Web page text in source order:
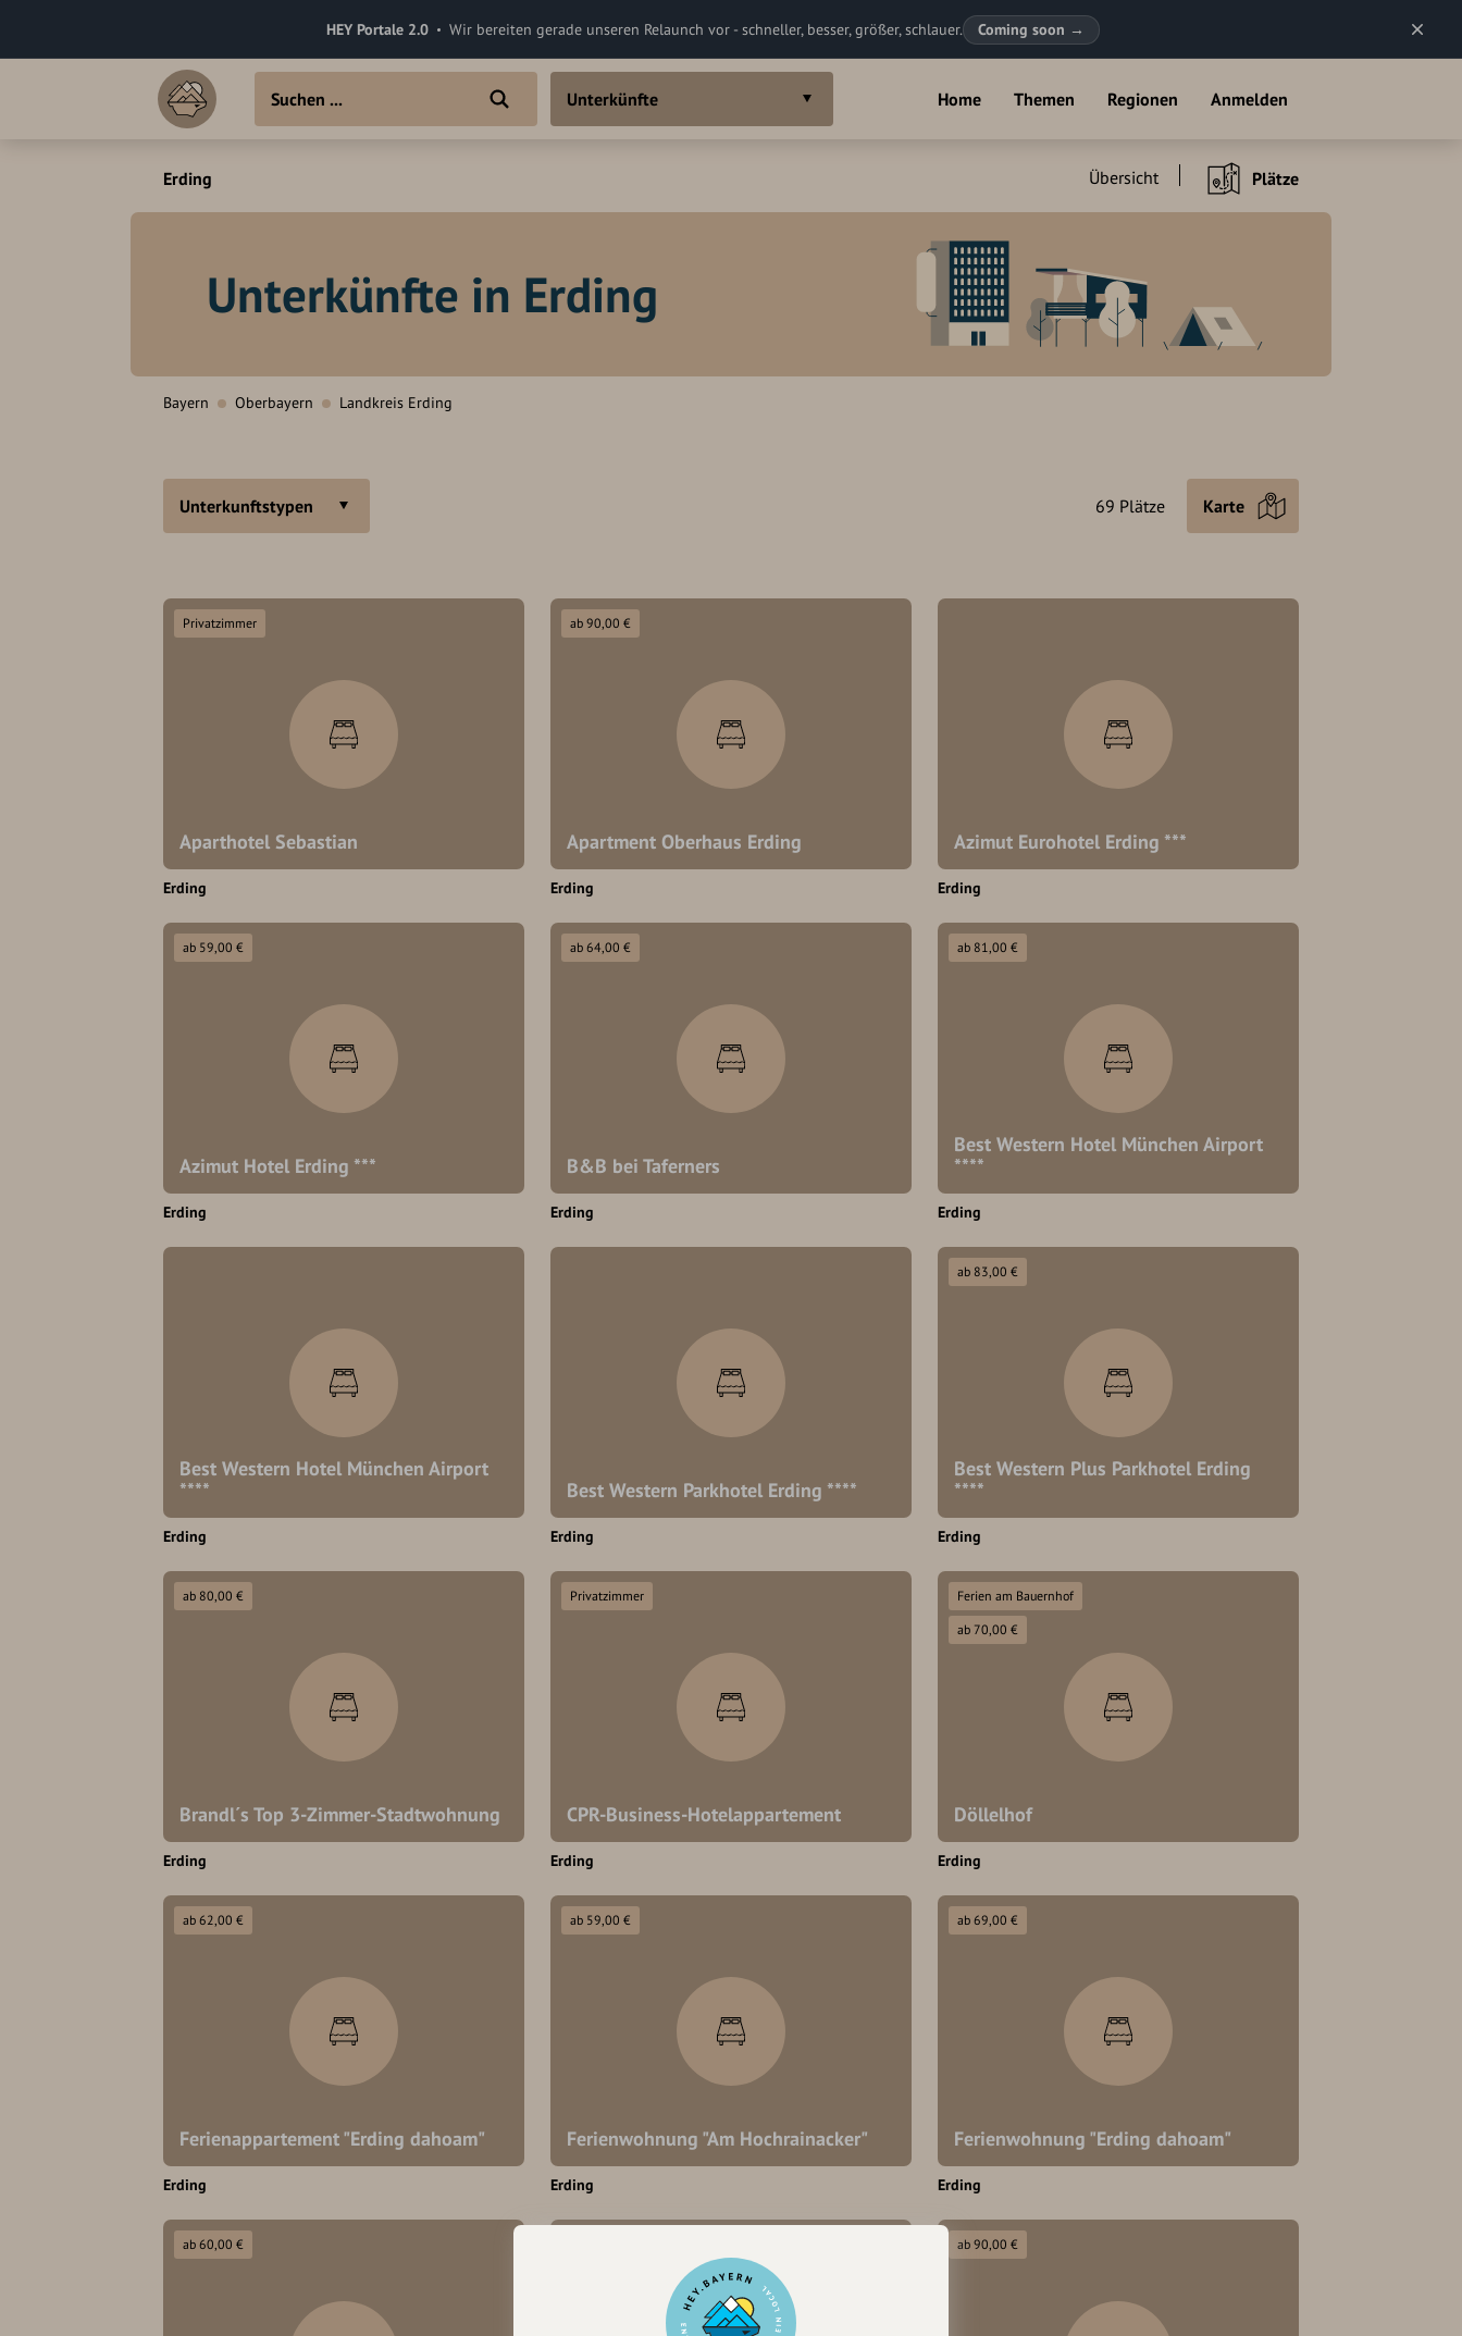
HEY Portale 2.0 Wir bereiten gerade unseren Relaunch vor - schneller, besser, größer, schlauer. Coming soon →
Home Themen Regionen Anmelden
Unterkünfte
Erding Übersicht Plätze
Unterkünfte in Erding
Bayern Oberbayern Landkreis Erding
Unterkunftstypen 69 Plätze Karte
Aparthotel Sebastian
Privatzimmer
Erding
Apartment Oberhaus Erding
ab 90,00 €
Erding
Azimut Eurohotel Erding ***
Erding
Azimut Hotel Erding ***
ab 59,00 €
Erding
B&B bei Taferners
ab 64,00 €
Erding
Best Western Hotel München Airport
****
ab 81,00 €
Erding
Best Western Hotel München Airport
****
Erding
Best Western Parkhotel Erding ****
Erding
Best Western Plus Parkhotel Erding
****
ab 83,00 €
Erding
Brandl´s Top 3-Zimmer-Stadtwohnung
ab 80,00 €
Erding
CPR-Business-Hotelappartement
Privatzimmer
Erding
Döllelhof
Ferien am Bauernhof
ab 70,00 €
Erding
Ferienappartement "Erding dahoam"
ab 62,00 €
Erding
Ferienwohnung "Am Hochrainacker"
ab 59,00 €
Erding
Ferienwohnung "Erding dahoam"
ab 69,00 €
Erding
ab 60,00 € ab 90,00 €